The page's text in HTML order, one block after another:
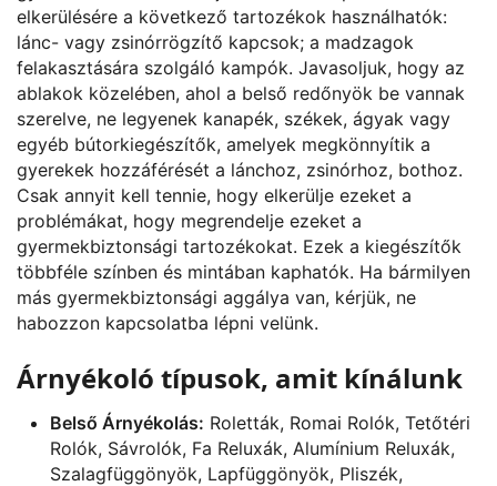
elkerülésére a következő tartozékok használhatók:
lánc- vagy zsinórrögzítő kapcsok; a madzagok
felakasztására szolgáló kampók. Javasoljuk, hogy az
ablakok közelében, ahol a belső redőnyök be vannak
szerelve, ne legyenek kanapék, székek, ágyak vagy
egyéb bútorkiegészítők, amelyek megkönnyítik a
gyerekek hozzáférését a lánchoz, zsinórhoz, bothoz.
Csak annyit kell tennie, hogy elkerülje ezeket a
problémákat, hogy megrendelje ezeket a
gyermekbiztonsági tartozékokat. Ezek a kiegészítők
többféle színben és mintában kaphatók. Ha bármilyen
más gyermekbiztonsági aggálya van, kérjük, ne
habozzon kapcsolatba lépni velünk.
Árnyékoló típusok, amit kínálunk
Belső Árnyékolás: Roletták, Romai Rolók, Tetőtéri
Rolók, Sávrolók, Fa Reluxák, Alumínium Reluxák,
Szalagfüggönyök, Lapfüggönyök, Pliszék,